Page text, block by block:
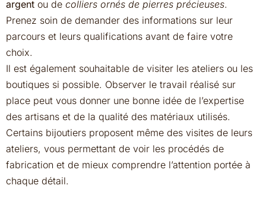
argent ou de colliers ornés de pierres précieuses.
Prenez soin de demander des informations sur leur
parcours et leurs qualifications avant de faire votre
choix.
Il est également souhaitable de visiter les ateliers ou les
boutiques si possible. Observer le travail réalisé sur
place peut vous donner une bonne idée de l’expertise
des artisans et de la qualité des matériaux utilisés.
Certains bijoutiers proposent même des visites de leurs
ateliers, vous permettant de voir les procédés de
fabrication et de mieux comprendre l’attention portée à
chaque détail.